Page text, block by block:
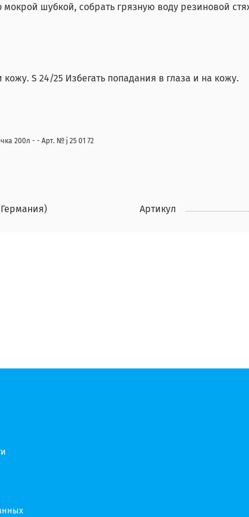
шубкой, собрать грязную воду резиновой
S 24/25 Избегать попадания в глаза и на кожу.
200л - - Арт. № j 25 01 72
Артикул